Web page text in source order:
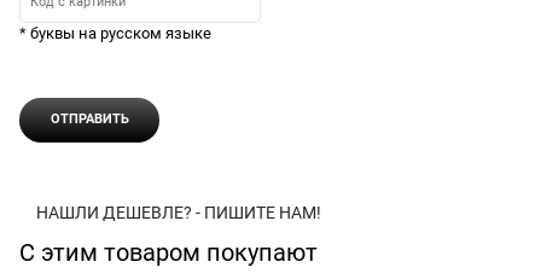
* буквы на русском языке
НАШЛИ ДЕШЕВЛЕ? - ПИШИТЕ НАМ!
С этим товаром покупают